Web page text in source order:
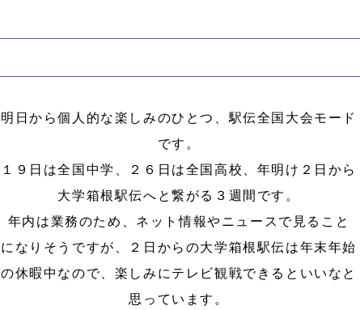
明日から個人的な楽しみのひとつ、駅伝全国大会モード
です。
１９日は全国中学、２６日は全国高校、年明け２日から
大学箱根駅伝へと繋がる３週間です。
年内は業務のため、ネット情報やニュースで見ること
になりそうですが、２日からの大学箱根駅伝は年末年始
の休暇中なので、楽しみにテレビ観戦できるといいなと
思っています。